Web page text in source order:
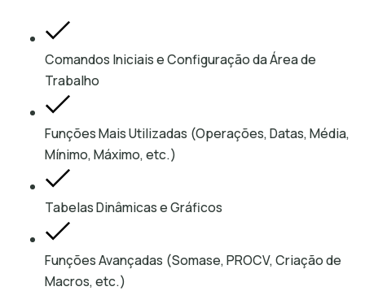
Comandos Iniciais e Configuração da Área de
Trabalho
Funções Mais Utilizadas (Operações, Datas, Média,
Mínimo, Máximo, etc.)
Tabelas Dinâmicas e Gráficos
Funções Avançadas (Somase, PROCV, Criação de
Macros, etc.)